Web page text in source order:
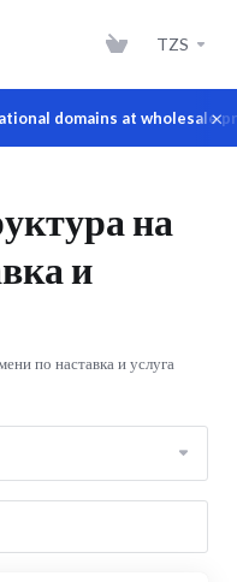
domains at wholesale ×
TZS
на
и
по наставка и услуга